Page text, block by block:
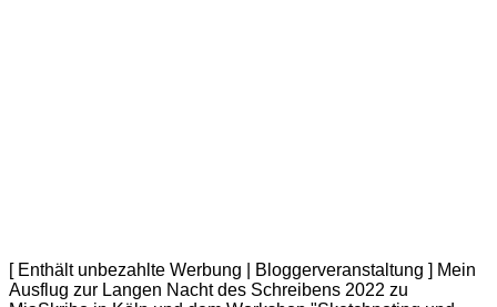
[ Enthält unbezahlte Werbung | Bloggerveranstaltung ] Mein
Ausflug zur Langen Nacht des Schreibens 2022 zu